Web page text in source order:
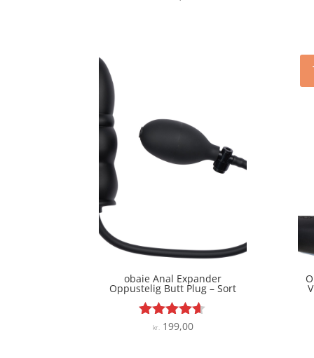
obaie Anal Expander
Oppustelig Butt Plug – Sort
Vurderet
kr. 199,00